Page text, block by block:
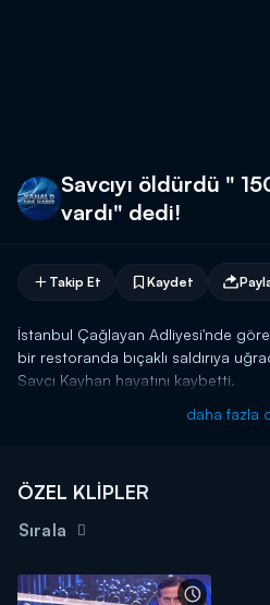
Savcıyı öldürdü "
vardı" dedi!
Takip Et Kaydet
İstanbul Çağlayan Adliyesi'nde
bir restoranda bıçaklı saldırıya
Savcı Kayhan hayatını kaybetti.
Kanal D Haber, hafta içi her akşam
daha fazla
ÖZEL KLİPLER
Sırala